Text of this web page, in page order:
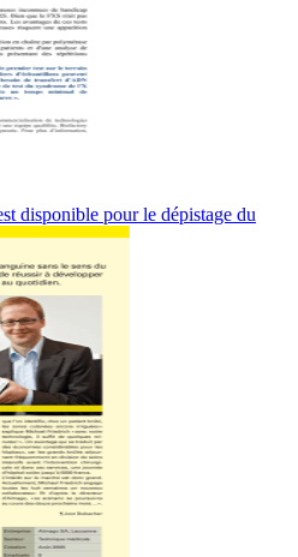
disponible pour le dépistage du